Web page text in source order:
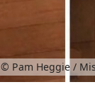
© Pam Heggie /